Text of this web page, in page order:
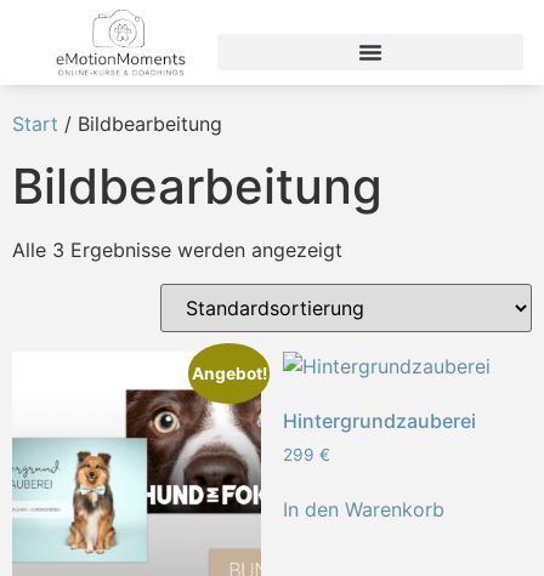
Start / Bildbearbeitung
Bildbearbeitung
Alle 3 Ergebnisse werden angezeigt
Angebot!
Hintergrundzauberei
299 €
In den Warenkorb